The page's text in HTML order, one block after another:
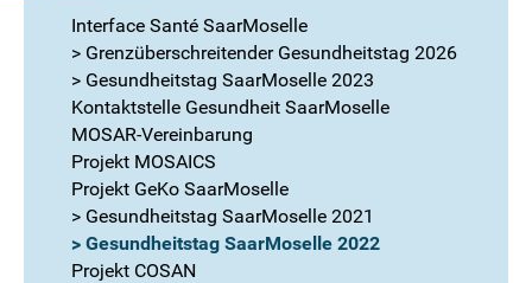
Interface Santé SaarMoselle
> Grenzüberschreitender Gesundheitstag 2026
> Gesundheitstag SaarMoselle 2023
Kontaktstelle Gesundheit SaarMoselle
MOSAR-Vereinbarung
Projekt MOSAICS
Projekt GeKo SaarMoselle
> Gesundheitstag SaarMoselle 2021
> Gesundheitstag SaarMoselle 2022
Projekt COSAN